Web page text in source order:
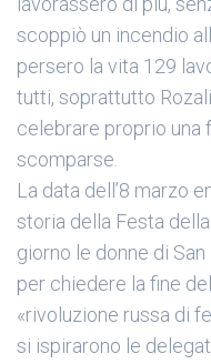
scoppiò un incendio
persero la vita 129
tutti, soprattutto
celebrare proprio una
scomparse
La data dell’8 marzo
storia della Festa
giorno le donne di
per chiedere la fine
«rivoluzione russa di
si ispirarono le